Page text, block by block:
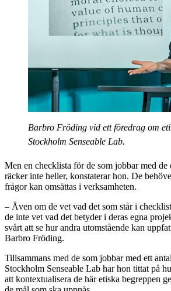
Barbro Fröding vid ett föredrag om
Stockholm Senseable Lab.
Men en checklista för de som jobbar med
räcker inte heller, konstaterar hon. De
frågor kan omsättas i verksamheten.
– Även om de vet vad det som står i
de inte vet vad det betyder i deras egna
svårt att se hur andra utomstående kan
Barbro Fröding.
Tillsammans med de som jobbar med ett
Stockholm Senseable Lab har hon tittat på
att kontextualisera de här etiska begreppen